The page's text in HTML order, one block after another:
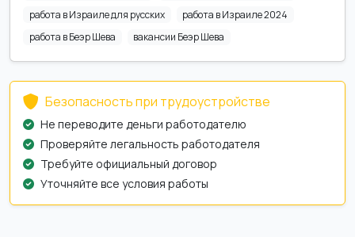
работа в Израиле для русских
работа в Израиле 2024
работа в Беэр Шева
вакансии Беэр Шева
Безопасность при трудоустройстве
Не переводите деньги работодателю
Проверяйте легальность работодателя
Требуйте официальный договор
Уточняйте все условия работы